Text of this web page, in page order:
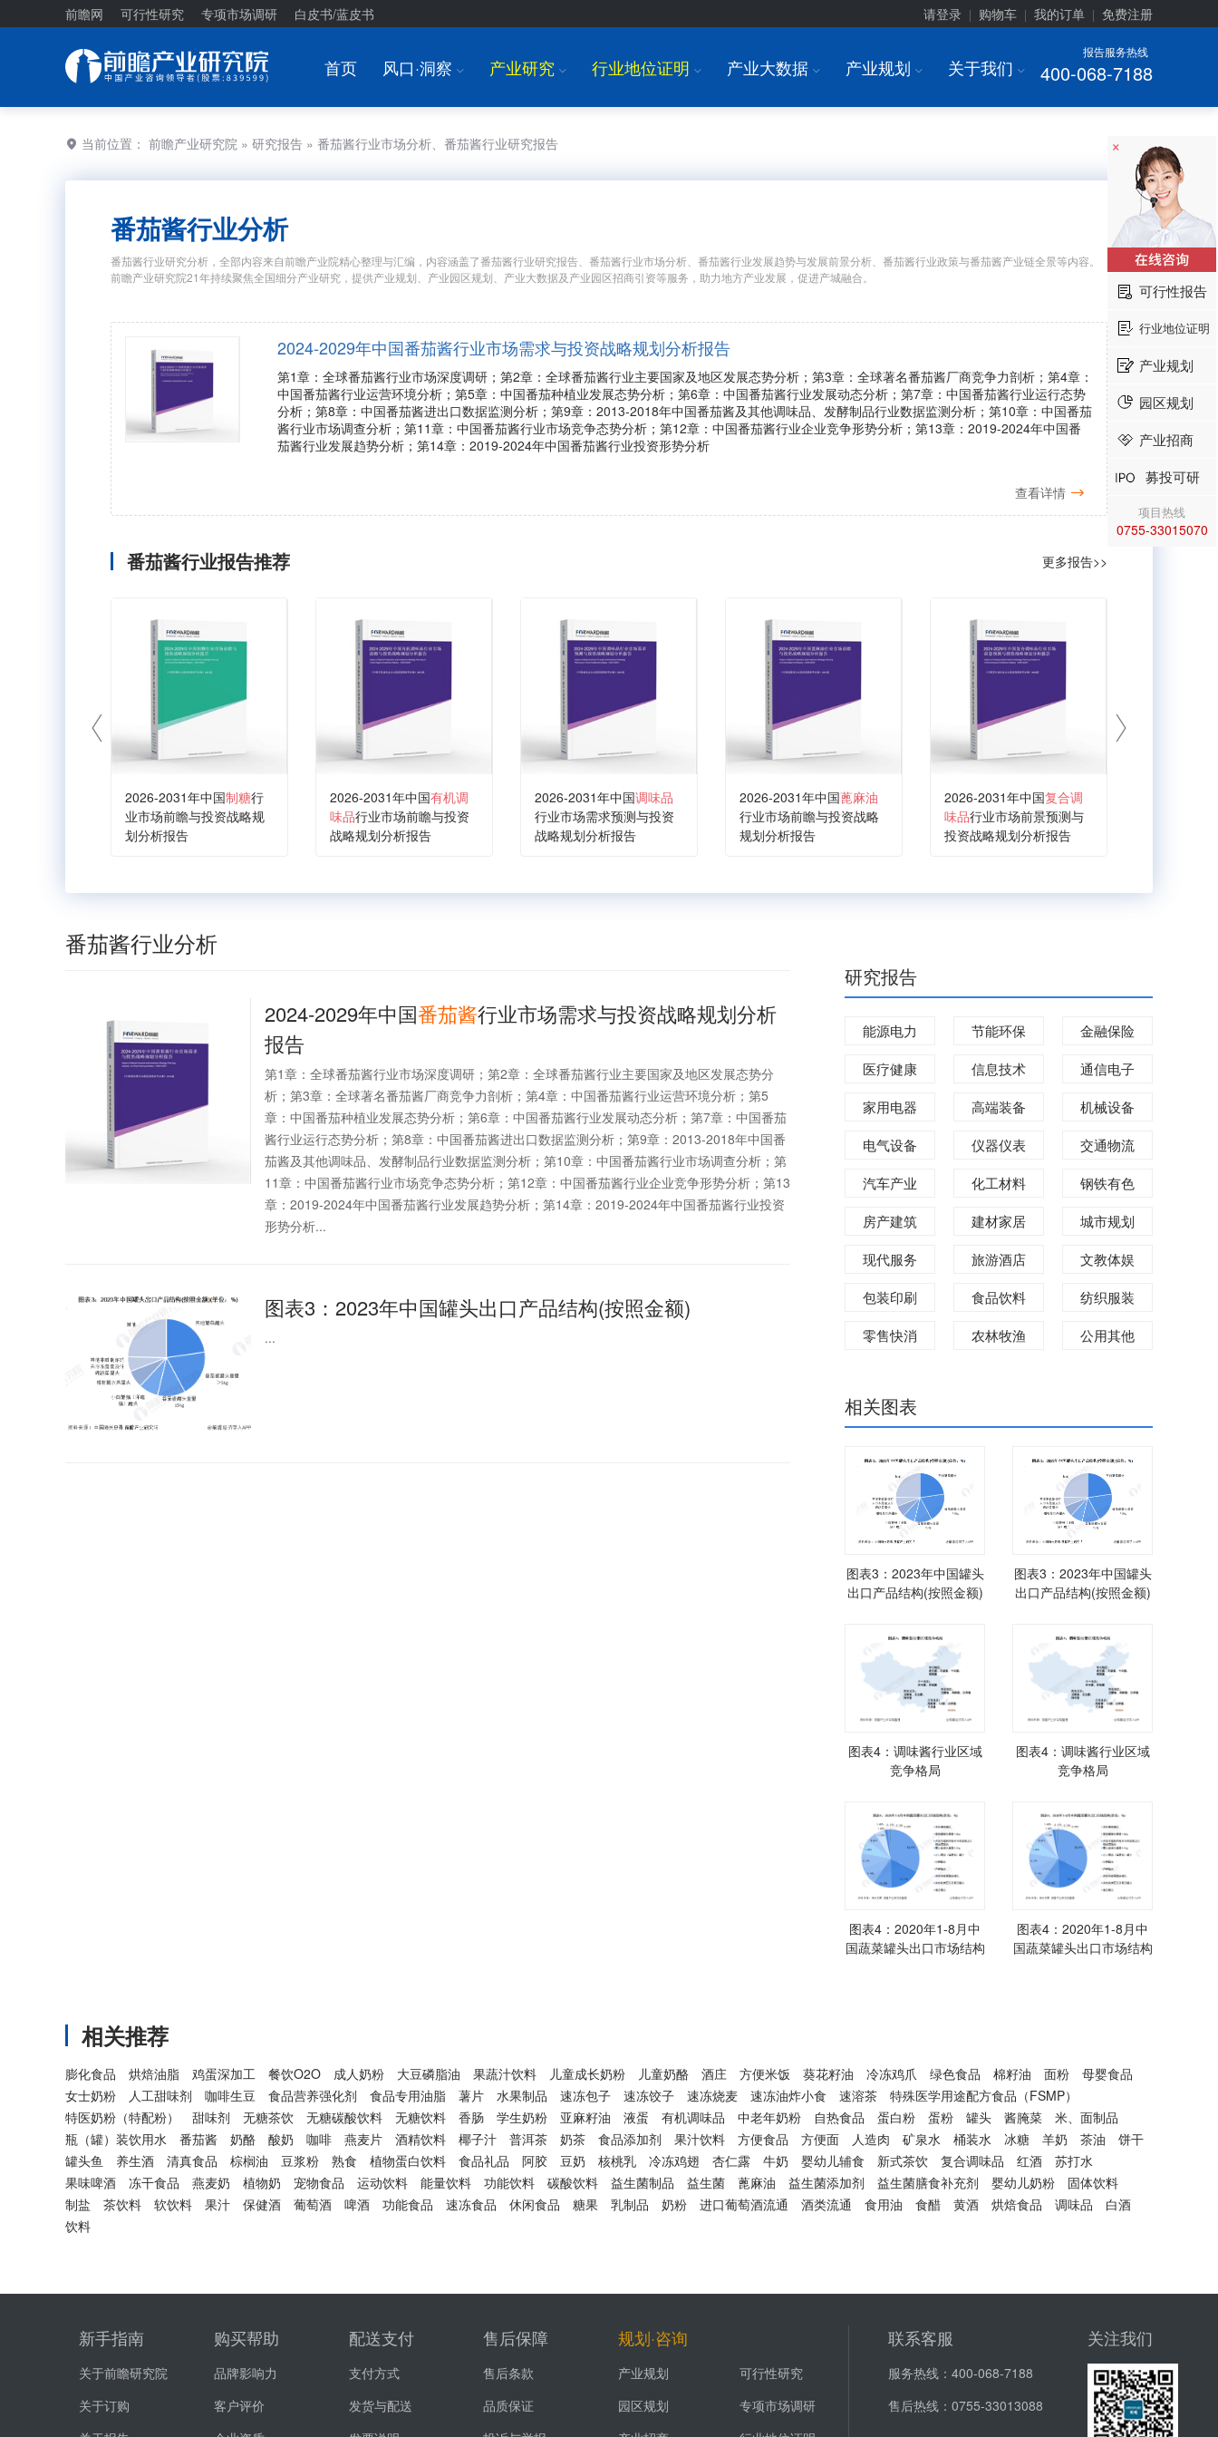
前瞻网 可行性研究 专项市场调研 白皮书/蓝皮书 请登录 购物车 我的订单 免费注册
报告服务热线
400-068-7188
首页 风口·洞察 I 产业研究 I 行业地位证明 I 产业大数据 I 产业规划 I 关于我们 I
当前位置： 前瞻产业研究院 » 研究报告 » 番茄酱行业市场分析、番茄酱行业研究报告
番茄酱行业分析
番茄酱行业研究分析，全部内容来自前瞻产业院精心整理与汇编，内容涵盖了番茄酱行业研究报告、番茄酱行业市场分析、番茄酱行业发展趋势与发展前景分析、番茄酱行业政策与番茄酱产业链全景等内容。
前瞻产业研究院21年持续聚焦全国细分产业研究，提供产业规划、产业园区规划、产业大数据及产业园区招商引资等服务，助力地方产业发展，促进产城融合。
2024-2029年中国番茄酱行业市场需求与投资战略规划分析报告
第1章：全球番茄酱行业市场深度调研；第2章：全球番茄酱行业主要国家及地区发展态势分析；第3章：全球著名番茄酱厂商竞争力剖析；第4章：
中国番茄酱行业运营环境分析；第5章：中国番茄种植业发展态势分析；第6章：中国番茄酱行业发展动态分析；第7章：中国番茄酱行业运行态势
分析；第8章：中国番茄酱进出口数据监测分析；第9章：2013-2018年中国番茄酱及其他调味品、发酵制品行业数据监测分析；第10章：中国番茄
酱行业市场调查分析；第11章：中国番茄酱行业市场竞争态势分析；第12章：中国番茄酱行业企业竞争形势分析；第13章：2019-2024年中国番
茄酱行业发展趋势分析；第14章：2019-2024年中国番茄酱行业投资形势分析
查看详情
番茄酱行业报告推荐 更多报告>>
2026-2031年中国制糖行
业市场前瞻与投资战略规
划分析报告
2026-2031年中国有机调
味品行业市场前瞻与投资
战略规划分析报告
2026-2031年中国调味品
行业市场需求预测与投资
战略规划分析报告
2026-2031年中国蓖麻油
行业市场前瞻与投资战略
规划分析报告
2026-2031年中国复合调
味品行业市场前景预测与
投资战略规划分析报告
番茄酱行业分析
2024-2029年中国番茄酱行业市场需求与投资战略规划分析
报告
第1章：全球番茄酱行业市场深度调研；第2章：全球番茄酱行业主要国家及地区发展态势分
析；第3章：全球著名番茄酱厂商竞争力剖析；第4章：中国番茄酱行业运营环境分析；第5
章：中国番茄种植业发展态势分析；第6章：中国番茄酱行业发展动态分析；第7章：中国番茄
酱行业运行态势分析；第8章：中国番茄酱进出口数据监测分析；第9章：2013-2018年中国番
茄酱及其他调味品、发酵制品行业数据监测分析；第10章：中国番茄酱行业市场调查分析；第
11章：中国番茄酱行业市场竞争态势分析；第12章：中国番茄酱行业企业竞争形势分析；第13
章：2019-2024年中国番茄酱行业发展趋势分析；第14章：2019-2024年中国番茄酱行业投资
形势分析...
图表3：2023年中国罐头出口产品结构(按照金额)
...
研究报告
能源电力 节能环保
金融保险
医疗健康
信息技术
通信电子
家用电器
高端装备
机械设备
电气设备
仪器仪表
交通物流
汽车产业
化工材料
钢铁有色
房产建筑
建材家居
城市规划
现代服务
旅游酒店
文教体娱
包装印刷
食品饮料
纺织服装
零售快消
农林牧渔 公用其他
相关图表
图表3：2023年中国罐头
出口产品结构(按照金额)
图表3：2023年中国罐头
出口产品结构(按照金额)
图表4：调味酱行业区域
竞争格局
图表4：调味酱行业区域
竞争格局
图表4：2020年1-8月中
国蔬菜罐头出口市场结构
图表4：2020年1-8月中
国蔬菜罐头出口市场结构
相关推荐
膨化食品 烘焙油脂 鸡蛋深加工 餐饮O2O 成人奶粉 大豆磷脂油 果蔬汁饮料 儿童成长奶粉 儿童奶酪 酒庄 方便米饭 葵花籽油 冷冻鸡爪 绿色食品 棉籽油 面粉
母婴食品
女士奶粉
人工甜味剂 咖啡生豆 食品营养强化剂 食品专用油脂 薯片 水果制品 速冻包子 速冻饺子 速冻烧麦 速冻油炸小食 速溶茶
特殊医学用途配方食品（FSMP）
特医奶粉（特配粉）
甜味剂 无糖茶饮 无糖碳酸饮料 无糖饮料 香肠 学生奶粉 亚麻籽油 液蛋 有机调味品 中老年奶粉 自热食品 蛋白粉 蛋粉 罐头 酱腌菜
米、面制品
瓶（罐）装饮用水
番茄酱 奶酪 酸奶 咖啡 燕麦片 酒精饮料 椰子汁 普洱茶 奶茶 食品添加剂 果汁饮料 方便食品 方便面 人造肉 矿泉水 桶装水 冰糖 羊奶 茶油
饼干
罐头鱼
养生酒 清真食品 棕榈油 豆浆粉 熟食 植物蛋白饮料 食品礼品 阿胶 豆奶 核桃乳 冷冻鸡翅 杏仁露 牛奶 婴幼儿辅食 新式茶饮 复合调味品 红酒
苏打水
果味啤酒
冻干食品 燕麦奶 植物奶 宠物食品 运动饮料 能量饮料 功能饮料 碳酸饮料 益生菌制品 益生菌 蓖麻油 益生菌添加剂 益生菌膳食补充剂 婴幼儿奶粉
固体饮料
制盐
茶饮料 软饮料 果汁 保健酒 葡萄酒 啤酒 功能食品 速冻食品 休闲食品 糖果 乳制品 奶粉 进口葡萄酒流通 酒类流通 食用油 食醋 黄酒 烘焙食品 调味品
白酒
饮料
×
可行性报告
行业地位证明
产业规划
园区规划
产业招商
募投可研
项目热线
0755-33015070
新手指南
关于前瞻研究院
关于订购
购买帮助
品牌影响力
客户评价
配送支付
支付方式
发货与配送
售后保障
售后条款
品质保证
规划·咨询
产业规划
可行性研究
园区规划
专项市场调研
联系客服
服务热线： 400-068-7188
售后热线： 0755-33013088
关注我们